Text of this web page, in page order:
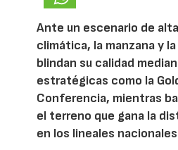
Ante un escenario de
climática, la manzana y
blindan su calidad
estratégicas como la
Conferencia, mientras
el terreno que gana la
en los lineales